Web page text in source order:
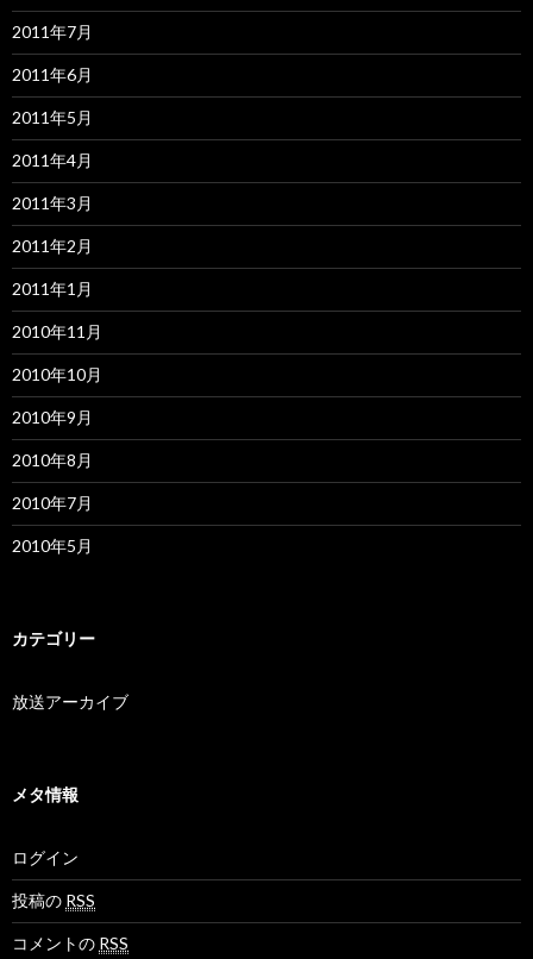
2011年7月
2011年6月
2011年5月
2011年4月
2011年3月
2011年2月
2011年1月
2010年11月
2010年10月
2010年9月
2010年8月
2010年7月
2010年5月
カテゴリー
放送アーカイブ
メタ情報
ログイン
投稿の RSS
コメントの RSS